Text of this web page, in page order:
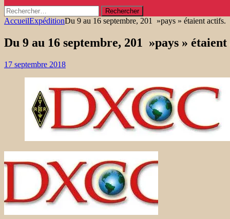
Rechercher :
AccueilExpéditionDu 9 au 16 septembre, 201 »pays » étaient actifs.
Du 9 au 16 septembre, 201 »pays »
17 septembre 2018